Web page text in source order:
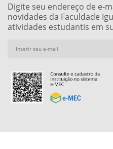
Digite seu endereço de e-
novidades da Faculdade
atividades estudantis em